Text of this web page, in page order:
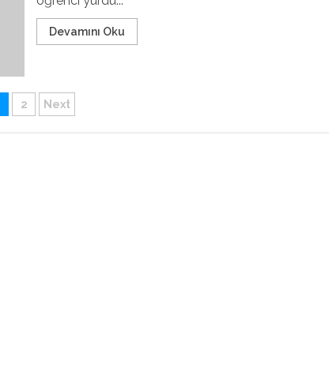
Devamını Oku
2 Next